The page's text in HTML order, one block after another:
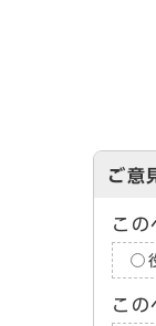
ご意
この
この